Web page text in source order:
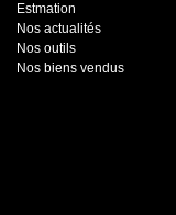
Estmation
Nos actualités
Nos outils
Nos biens vendus